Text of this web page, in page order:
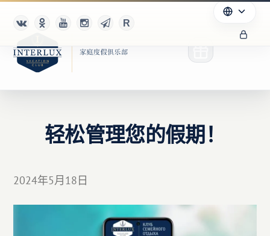
俱乐部
Благотворительность
轻松管理您的假期！
2024年5月18日